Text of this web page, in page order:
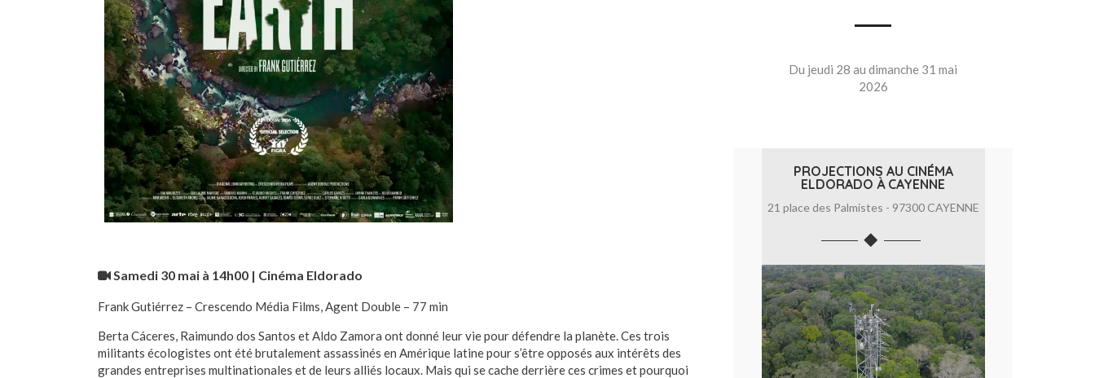
Samedi 30 mai à 14h00 | Cinéma Eldorado
Frank Gutiérrez – Crescendo Média Films, Agent Double – 77 min
Berta Cáceres, Raimundo dos Santos et Aldo Zamora ont donné leur vie pour défendre la planète. Ces trois
militants écologistes ont été brutalement assassinés en Amérique latine pour s’être opposés aux intérêts des
grandes entreprises multinationales et de leurs alliés locaux. Mais qui se cache derrière ces crimes et pourquoi
Du jeudi 28 au dimanche 31 mai
2026
PROJECTIONS AU CINÉMA
ELDORADO À CAYENNE
21 place des Palmistes - 97300 CAYENNE